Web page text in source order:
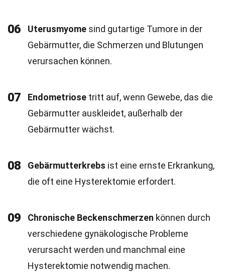
06 Uterusmyome sind gutartige Tumore in der
Gebärmutter, die Schmerzen und Blutungen
verursachen können.
07 Endometriose tritt auf, wenn Gewebe, das die
Gebärmutter auskleidet, außerhalb der
Gebärmutter wächst.
08 Gebärmutterkrebs ist eine ernste Erkrankung,
die oft eine Hysterektomie erfordert.
09 Chronische Beckenschmerzen können durch
verschiedene gynäkologische Probleme
verursacht werden und manchmal eine
Hysterektomie notwendig machen.